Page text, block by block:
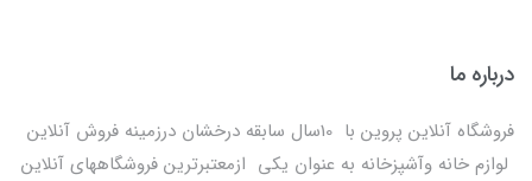
درباره ما
فروشگاه آنلاین پروین با 10سال سابقه درخشان درزمینه فروش آنلاین
لوازم خانه وآشپزخانه به عنوان یکی ازمعتبرترین فروشگاههای آنلاین